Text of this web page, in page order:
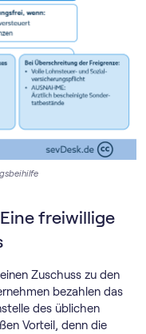
freiwillige
Zuschuss zu den
bezahlen das
des üblichen
Vorteil, denn die